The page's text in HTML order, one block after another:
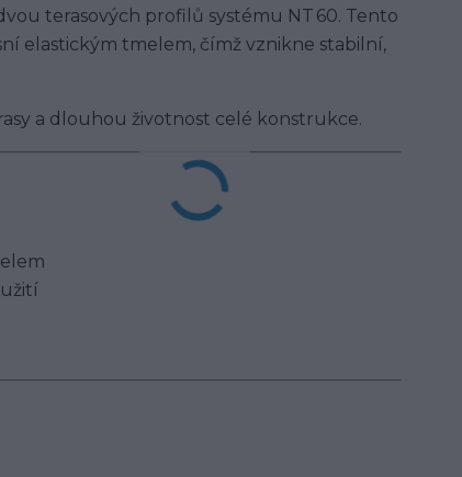
terasových profilů systému NT 60. Tento
elastickým tmelem, čímž vznikne stabilní,
a dlouhou životnost celé konstrukce.